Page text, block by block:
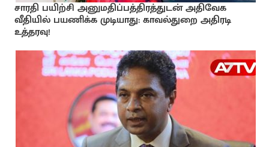
சாரதி பயிற்சி அனுமதிப்பத்திரத்துடன் அதிவேக
வீதியில் பயணிக்க முடியாது: காவல்துறை அதிரடி
உத்தரவு!